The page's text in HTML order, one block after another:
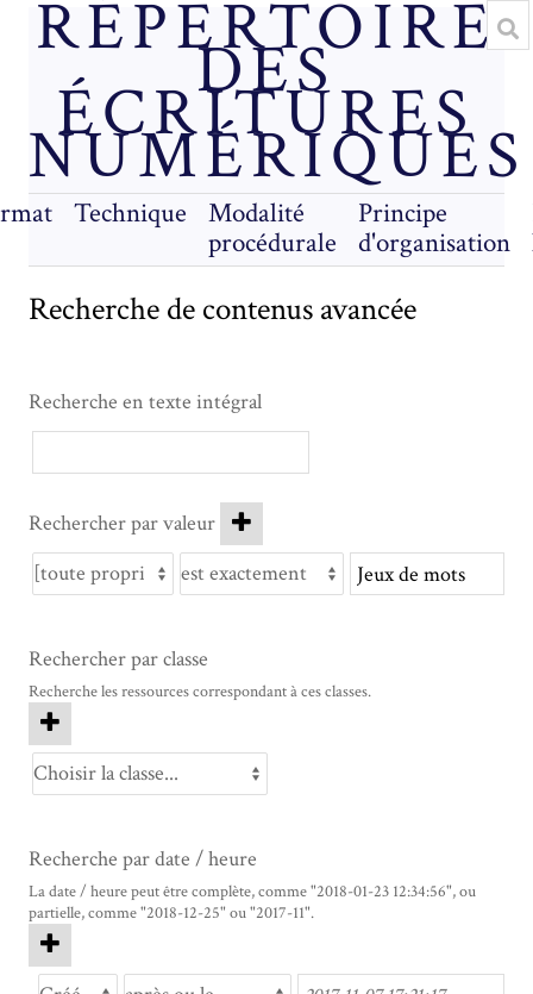
RÉPERTOIRE
DES
ÉCRITURES
NUMÉRIQUES
Technique
Modalité
procédurale
Principe
d'organisation
Recherche de contenus avancée
Recherche en texte intégral
Rechercher par valeur
Rechercher par classe
Recherche les ressources correspondant à ces classes.
Recherche par date / heure
La date / heure peut être complète, comme "2018-01-23 12:34:56", ou
partielle, comme "2018-12-25" ou "2017-11".